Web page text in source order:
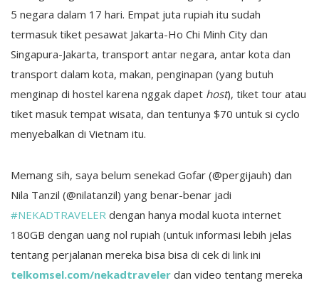
5 negara dalam 17 hari. Empat juta rupiah itu sudah
termasuk tiket pesawat Jakarta-Ho Chi Minh City dan
Singapura-Jakarta, transport antar negara, antar kota dan
transport dalam kota, makan, penginapan (yang butuh
menginap di hostel karena nggak dapet host), tiket tour atau
tiket masuk tempat wisata, dan tentunya $70 untuk si cyclo
menyebalkan di Vietnam itu.
Memang sih, saya belum senekad Gofar (@pergijauh) dan
Nila Tanzil (@nilatanzil) yang benar-benar jadi
#NEKADTRAVELER dengan hanya modal kuota internet
180GB dengan uang nol rupiah (untuk informasi lebih jelas
tentang perjalanan mereka bisa bisa di cek di link ini
telkomsel.com/nekadtraveler dan video tentang mereka